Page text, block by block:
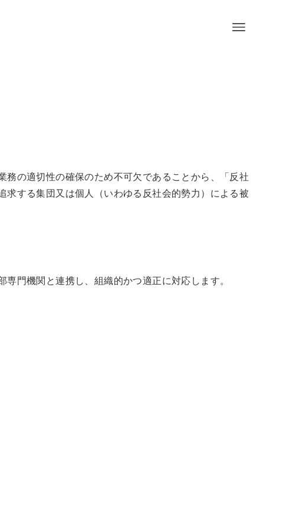
の適切性の確保のため不可欠であることから、「反社
する集団又は個人（いわゆる反社会的勢力）による被
門機関と連携し、組織的かつ適正に対応します。